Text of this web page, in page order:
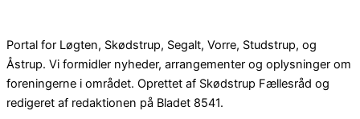
Portal for Løgten, Skødstrup, Segalt, Vorre, Studstrup, og
Åstrup. Vi formidler nyheder, arrangementer og oplysninger om
foreningerne i området. Oprettet af Skødstrup Fællesråd og
redigeret af redaktionen på Bladet 8541.